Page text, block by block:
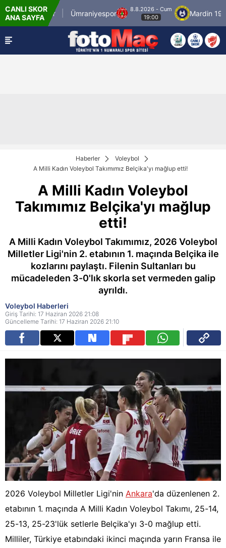
CANLI SKOR
ANA SAYFA
İstanbulspor Ümraniyespor
8.8.2026 - Cum
19:00
Mardin 1969
Haberler
Voleybol
A Milli Kadın Voleybol Takımımız Belçika'yı mağlup etti!
A Milli Kadın Voleybol
Takımımız Belçika'yı mağlup
etti!
A Milli Kadın Voleybol Takımımız, 2026 Voleybol
Milletler Ligi'nin 2. etabının 1. maçında Belçika ile
kozlarını paylaştı. Filenin Sultanları bu
mücadeleden 3-0'lık skorla set vermeden galip
ayrıldı.
Voleybol Haberleri
Giriş Tarihi: 17 Haziran 2026 21:08
Güncelleme Tarihi: 17 Haziran 2026 21:10
2026 Voleybol Milletler Ligi'nin Ankara'da düzenlenen 2.
etabının 1. maçında A Milli Kadın Voleybol Takımı, 25-14,
25-13, 25-23'lük setlerle Belçika'yı 3-0 mağlup etti.
Milliler, Türkiye etabındaki ikinci maçında yarın Fransa ile